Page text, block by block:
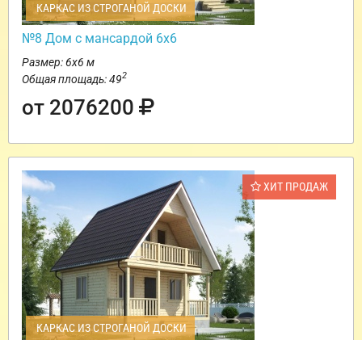
КАРКАС ИЗ СТРОГАНОЙ ДОСКИ
№8 Дом с мансардой 6х6
Размер: 6х6 м
Общая площадь: 492
от 2076200
ХИТ ПРОДАЖ
КАРКАС ИЗ СТРОГАНОЙ ДОСКИ